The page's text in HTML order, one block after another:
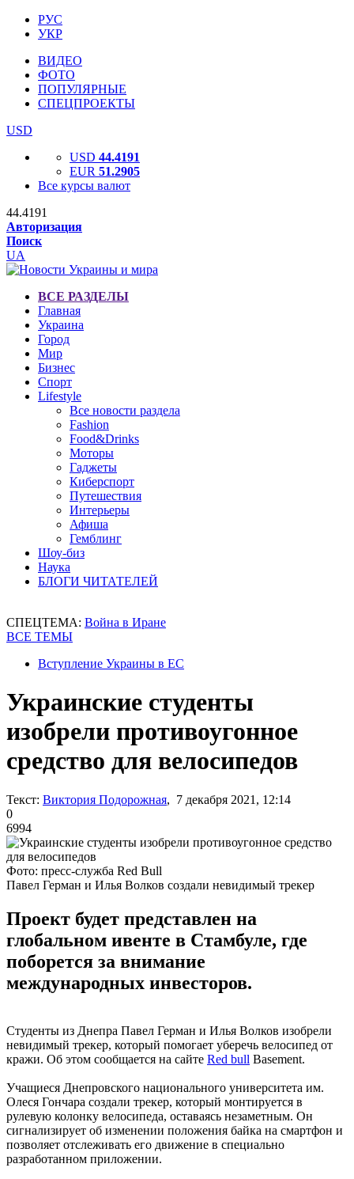
РУС
УКР
ВИДЕО
ФОТО
ПОПУЛЯРНЫЕ
СПЕЦПРОЕКТЫ
USD
USD 44.4191
EUR 51.2905
Все курсы валют
44.4191
Авторизация
Поиск
UA
ВСЕ РАЗДЕЛЫ
Главная
Украина
Город
Мир
Бизнес
Спорт
Lifestyle
Все новости раздела
Fashion
Food&Drinks
Моторы
Гаджеты
Киберспорт
Путешествия
Интерьеры
Афиша
Гемблинг
Шоу-биз
Наука
БЛОГИ ЧИТАТЕЛЕЙ
СПЕЦТЕМА: Война в Иране
ВСЕ ТЕМЫ
Вступление Украины в ЕС
Украинские студенты
изобрели противоугонное
средство для велосипедов
Текст: Виктория Подорожная, 7 декабря 2021, 12:14
0
6994
Фото: пресс-служба Red Bull
Павел Герман и Илья Волков создали невидимый трекер
Проект будет представлен на
глобальном ивенте в Стамбуле, где
поборется за внимание
международных инвесторов.
Студенты из Днепра Павел Герман и Илья Волков изобрели
невидимый трекер, который помогает уберечь велосипед от
кражи. Об этом сообщается на сайте Red bull Basement.
Учащиеся Днепровского национального университета им.
Олеся Гончара создали трекер, который монтируется в
рулевую колонку велосипеда, оставаясь незаметным. Он
сигнализирует об изменении положения байка на смартфон и
позволяет отслеживать его движение в специально
разработанном приложении.